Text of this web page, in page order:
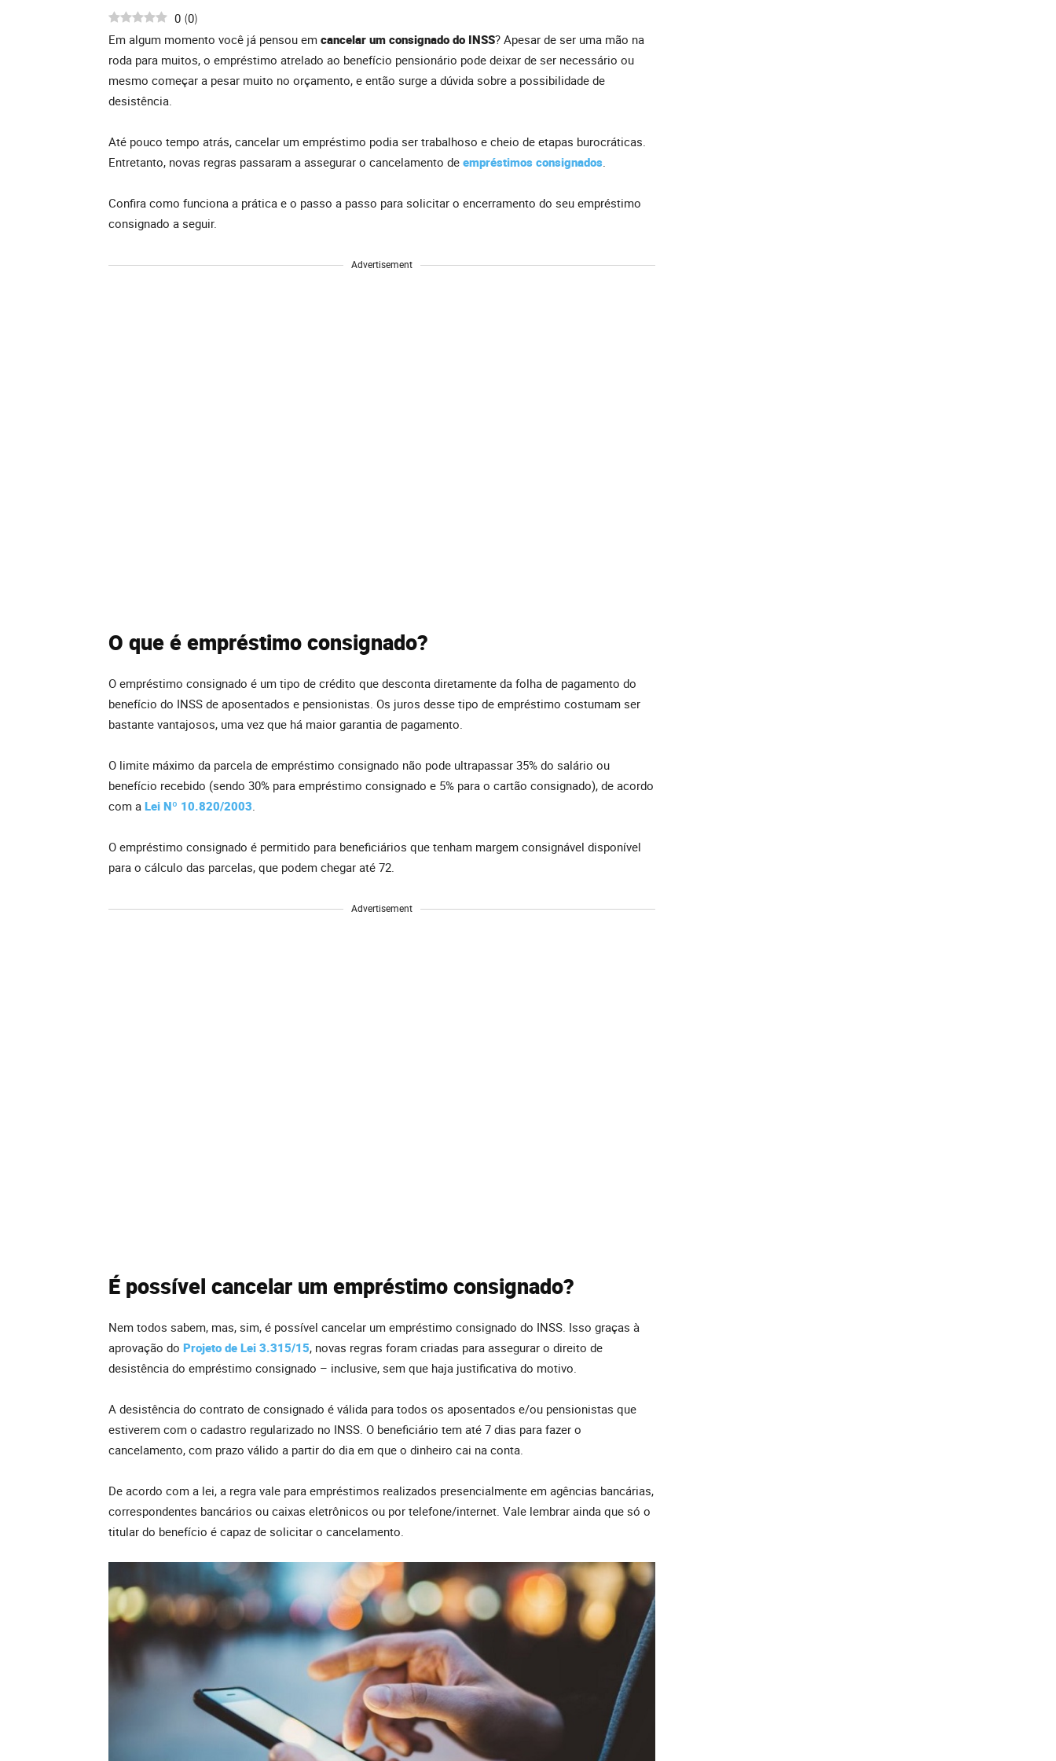
0 (0)
Em algum momento você já pensou em cancelar um consignado do INSS? Apesar de ser uma mão na
roda para muitos, o empréstimo atrelado ao benefício pensionário pode deixar de ser necessário ou
mesmo começar a pesar muito no orçamento, e então surge a dúvida sobre a possibilidade de
desistência.
Até pouco tempo atrás, cancelar um empréstimo podia ser trabalhoso e cheio de etapas burocráticas.
Entretanto, novas regras passaram a assegurar o cancelamento de empréstimos consignados.
Confira como funciona a prática e o passo a passo para solicitar o encerramento do seu empréstimo
consignado a seguir.
Advertisement
O que é empréstimo consignado?
O empréstimo consignado é um tipo de crédito que desconta diretamente da folha de pagamento do
benefício do INSS de aposentados e pensionistas. Os juros desse tipo de empréstimo costumam ser
bastante vantajosos, uma vez que há maior garantia de pagamento.
O limite máximo da parcela de empréstimo consignado não pode ultrapassar 35% do salário ou
benefício recebido (sendo 30% para empréstimo consignado e 5% para o cartão consignado), de acordo
com a Lei Nº 10.820/2003.
O empréstimo consignado é permitido para beneficiários que tenham margem consignável disponível
para o cálculo das parcelas, que podem chegar até 72.
Advertisement
É possível cancelar um empréstimo consignado?
Nem todos sabem, mas, sim, é possível cancelar um empréstimo consignado do INSS. Isso graças à
aprovação do Projeto de Lei 3.315/15, novas regras foram criadas para assegurar o direito de
desistência do empréstimo consignado – inclusive, sem que haja justificativa do motivo.
A desistência do contrato de consignado é válida para todos os aposentados e/ou pensionistas que
estiverem com o cadastro regularizado no INSS. O beneficiário tem até 7 dias para fazer o
cancelamento, com prazo válido a partir do dia em que o dinheiro cai na conta.
De acordo com a lei, a regra vale para empréstimos realizados presencialmente em agências bancárias,
correspondentes bancários ou caixas eletrônicos ou por telefone/internet. Vale lembrar ainda que só o
titular do benefício é capaz de solicitar o cancelamento.